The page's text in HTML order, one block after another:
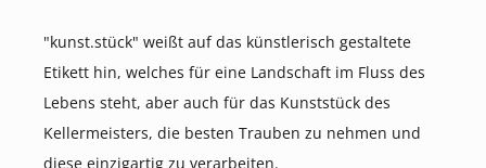
"kunst.stück" weißt auf das künstlerisch gestaltete
Etikett hin, welches für eine Landschaft im Fluss des
Lebens steht, aber auch für das Kunststück des
Kellermeisters, die besten Trauben zu nehmen und
diese einzigartig zu verarbeiten.